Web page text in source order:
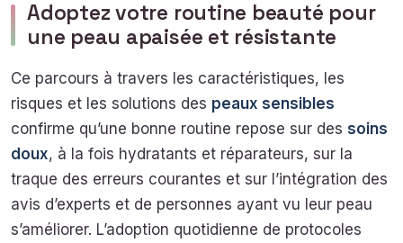
Adoptez votre routine beauté pour
une peau apaisée et résistante
Ce parcours à travers les caractéristiques, les
risques et les solutions des peaux sensibles
confirme qu’une bonne routine repose sur des soins
doux, à la fois hydratants et réparateurs, sur la
traque des erreurs courantes et sur l’intégration des
avis d’experts et de personnes ayant vu leur peau
s’améliorer. L’adoption quotidienne de protocoles